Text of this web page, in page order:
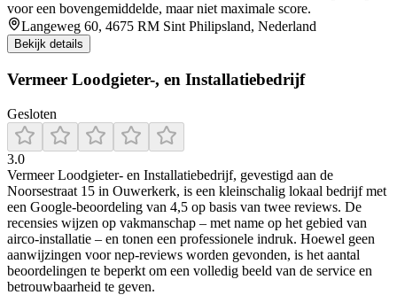
voor een bovengemiddelde, maar niet maximale score.
Langeweg 60, 4675 RM Sint Philipsland, Nederland
Bekijk details
Vermeer Loodgieter-, en Installatiebedrijf
Gesloten
3.0
Vermeer Loodgieter‑ en Installatiebedrijf, gevestigd aan de
Noorsestraat 15 in Ouwerkerk, is een kleinschalig lokaal bedrijf met
een Google‑beoordeling van 4,5 op basis van twee reviews. De
recensies wijzen op vakmanschap – met name op het gebied van
airco‑installatie – en tonen een professionele indruk. Hoewel geen
aanwijzingen voor nep‑reviews worden gevonden, is het aantal
beoordelingen te beperkt om een volledig beeld van de service en
betrouwbaarheid te geven.